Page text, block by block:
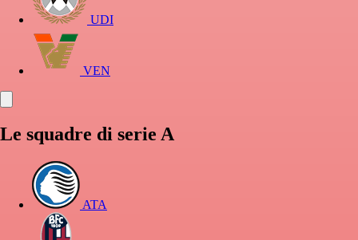
UDI
VEN
Le squadre di serie A
ATA